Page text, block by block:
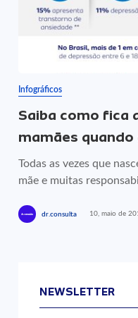
Infográficos
Saiba como fica
mamães quando
Todas as vezes que
mãe e muitas
dr.consulta 10, maio de
NEWSLETTER